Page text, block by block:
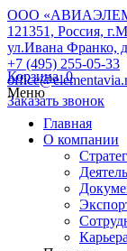
ООО
121351, Россия,
ул.Ивана Франко,
+7 (495) 255-05-33
Заказать звонок
Корзина0
Меню
Главная
О компании
Карьера